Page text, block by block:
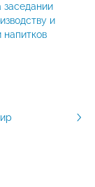
заседании
и